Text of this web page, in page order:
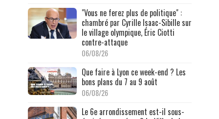
"Vous ne ferez plus de politique" :
chambré par Cyrille Isaac-Sibille sur
le village olympique, Éric Ciotti
contre-attaque
06/08/26
Que faire à Lyon ce week-end ? Les
bons plans du 7 au 9 août
06/08/26
Le 6e arrondissement est-il sous-